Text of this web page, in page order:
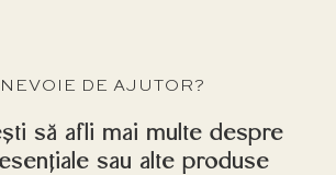
DE AJUTOR?
să afli mai multe despre
sau alte produse